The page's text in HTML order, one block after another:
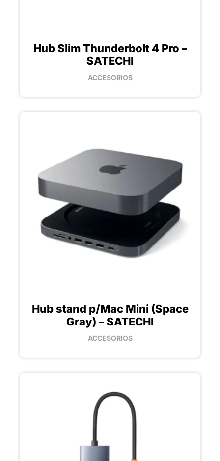
ACCESORIOS
Hub Slim Thunderbolt 4 Pro –
SATECHI
ACCESORIOS
Hub stand p/Mac Mini (Space
Gray) – SATECHI